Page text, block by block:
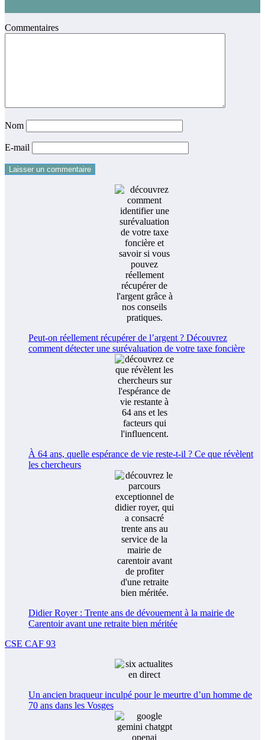
Commentaires
Nom
E-mail
Peut-on réellement récupérer de l’argent ? Découvrez
comment détecter une surévaluation de votre taxe foncière
À 64 ans, quelle espérance de vie reste-t-il ? Ce que révèlent
les chercheurs
Didier Royer : Trente ans de dévouement à la mairie de
Carentoir avant une retraite bien méritée
CSE CAF 93
Un ancien braqueur inculpé pour le meurtre d’un homme de
70 ans dans les Vosges